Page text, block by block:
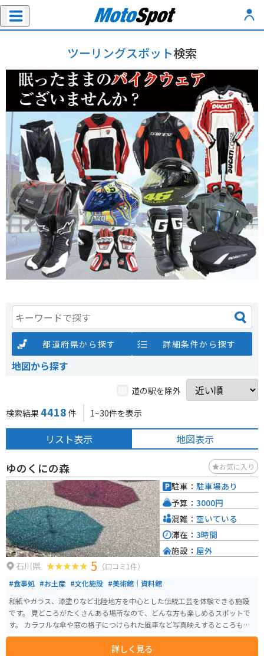
ツーリングスポット検索
都道府県から探す 詳細条件から探す
地図から探す
道の駅を除外
検索結果 4418 件 1~30件を表示
リスト表示 地図表示
ゆのくにの森 お気に入り
石川県 5 （口コミ1件）
#食事処 #お土産 #文化施設 #美術館｜資料館
和紙やガラス、漆塗りなど北陸地方を中心とした伝統工芸を体験できる施設
です。 見どころがたくさんある場所なので、どんな方も楽しめるスポットで
す。 カラフルな傘や窓の格子につけられた風車など写真映えするところもた
くさんあるので、綺麗な写真を撮りたい人にもオススメです。
詳しく見る
駐車： 駐車場あり
予算： 3000円
混雑： 空いている
滞在： 3時間
施設： 屋外